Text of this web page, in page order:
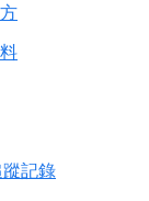
記錄